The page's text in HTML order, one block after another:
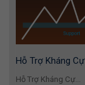
Hỗ Trợ Kháng Cự
Hỗ Trợ Kháng Cự...